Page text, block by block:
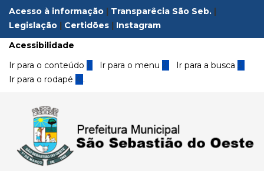
Acesso à informação | Transparêcia São Seb. |
Legislação | Certidões | Instagram
Acessibilidade
Ir para o conteúdo 1 Ir para o menu 2 Ir para a busca3
Ir para o rodapé 4 .